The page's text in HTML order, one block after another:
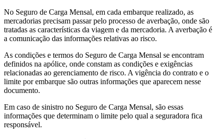
No Seguro de Carga Mensal, em cada embarque realizado, as
mercadorias precisam passar pelo processo de averbação, onde são
tratadas as características da viagem e da mercadoria. A averbação é
a comunicação das informações relativas ao risco.
As condições e termos do Seguro de Carga Mensal se encontram
definidos na apólice, onde constam as condições e exigências
relacionadas ao gerenciamento de risco. A vigência do contrato e o
limite por embarque são outras informações que aparecem nesse
documento.
Em caso de sinistro no Seguro de Carga Mensal, são essas
informações que determinam o limite pelo qual a seguradora fica
responsável.